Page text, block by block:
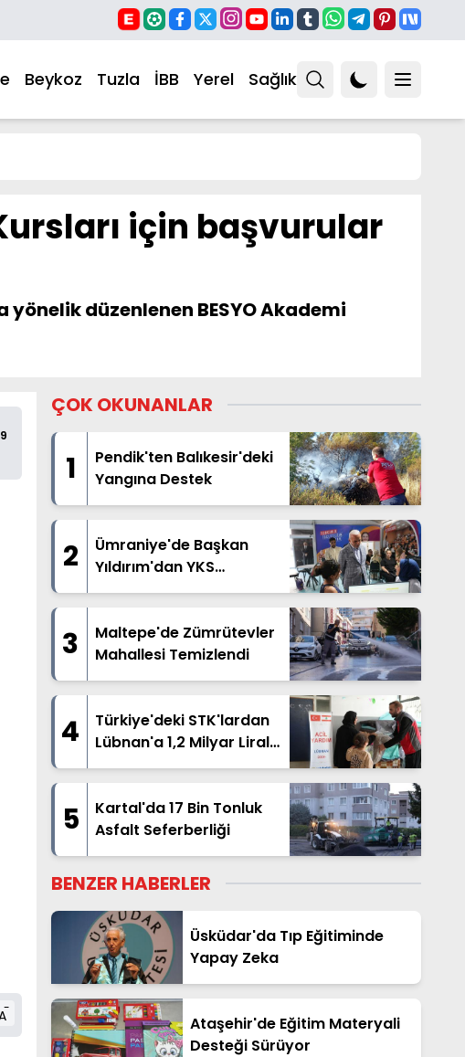
Beykoz Tuzla İBB Yerel Sağlık
için başvurular
düzenlenen BESYO Akademi
-
ÇOK OKUNANLAR
1
Pendik'ten Balıkesir'deki
Yangına Destek
2
Ümraniye'de Başkan
Yıldırım'dan YKS
Adaylarına Destek
3
Maltepe'de Zümrütevler
Mahallesi Temizlendi
4
Türkiye'deki STK'lardan
Lübnan'a 1,2 Milyar Liralık
İnsani Yardım
5
Kartal'da 17 Bin Tonluk
Asfalt Seferberliği
BENZER HABERLER
Üsküdar'da Tıp Eğitiminde
Yapay Zeka
Ataşehir'de Eğitim Materyali
Desteği Sürüyor